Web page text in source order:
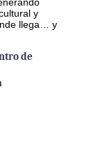
y
llega… y
de